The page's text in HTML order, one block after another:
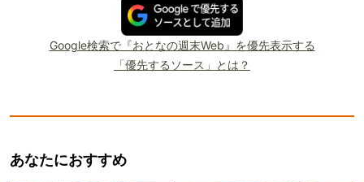
Google検索で『おとなの週末Web』を優先表示する
「優先するソース」とは？
あなたにおすすめ